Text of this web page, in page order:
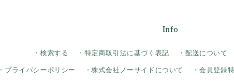
Info
・検索する ・特定商取引法に基づく表記 ・配送について
・プライバシーポリシー
・株式会社ノーサイドについて ・会員登録